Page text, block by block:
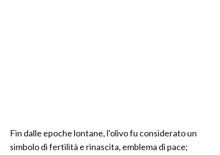
Fin dalle epoche lontane, l'olivo fu considerato un
simbolo di fertilità e rinascita, emblema di pace;